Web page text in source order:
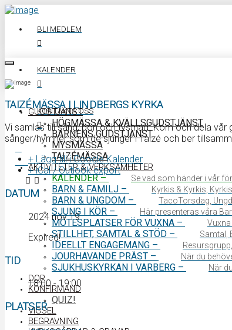
BLI MEDLEM
KALENDER
KONTAKTA OSS
0340 64 11 00
GUDSTJÄNST
HÖGMÄSSA & KVÄLLSGUDSTJÄNST
BARNENS GUDSTJÄNST
MYSMÄSSA
TAIZÉMÄSSA
AKTIVITETER & VERKSAMHETER
KALENDER– Se vad som händer i vår
BARN & FAMILJ – Kyrkis & Kyrkis,
BARN & UNGDOM – TacoTorsdag,
SJUNG I KÖR – Här presenteras våra
MÖTESPLATSER FÖR VUXNA – Vuxna
STILLHET, SAMTAL & STÖD – Samtal,
IDEELLT ENGAGEMANG –
JOURHAVANDE PRÄST – När du
SJUKHUSKYRKAN I VARBERG – När
DOP
KONFIRMAND
QUIZ!
VIGSEL
BEGRAVNING
TAIZÉMÄSSA I LINDBERGS KYRKA
Vi samlas till sång, bön och tystnad. Kom och dela
sånger/hymner som de sjunger i Taizé och ber
+ Lägg till i Google Kalender
+ iCal / Outlook export
DATUM
2024 nov 19
Expired!
TID
18:00 - 19:00
PLATSER